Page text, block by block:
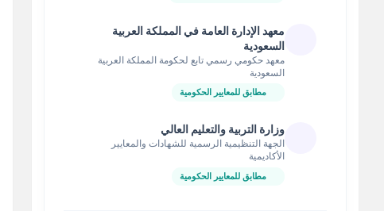
معهد الإدارة العامة في المملكة العربية
السعودية
معهد حكومي رسمي تابع لحكومة المملكة العربية
السعودية
مطابق للمعايير الحكومية
وزارة التربية والتعليم العالي
الجهة التنظيمية الرسمية للشهادات والمعايير
الأكاديمية
مطابق للمعايير الحكومية